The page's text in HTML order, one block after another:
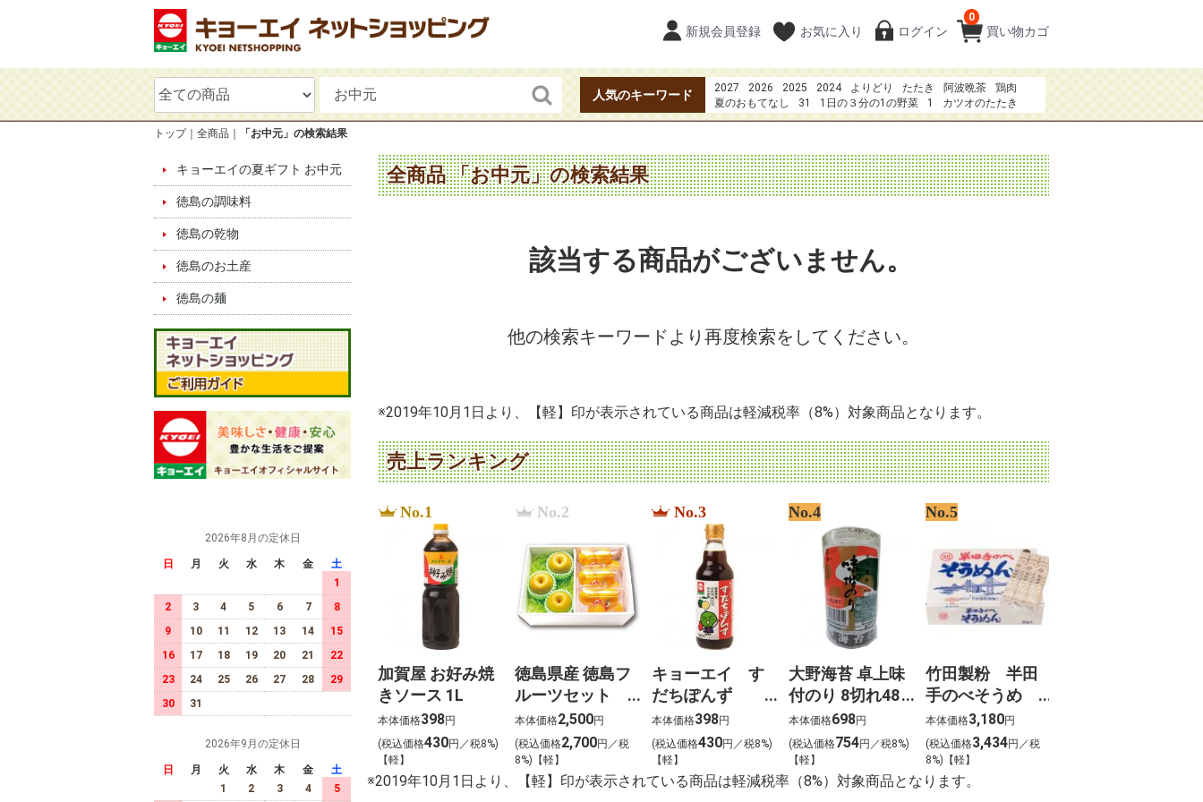
買い物カゴ
0
新規会員登録 お気に入り ログイン
人気のキーワード 2027 2026 2025 2024 よりどり たたき 阿波晩茶
鶏肉
夏のおもてなし
31 1日の３分の1の野菜 1
カツオのたたき
20273点セット4980円
夏のおもてなしお刺身 ガーナ
みかん
トップ 全商品 「お中元」の検索結果
キョーエイの夏ギフト お中元
徳島の調味料
徳島の乾物
徳島のお土産
徳島の麺
2026年8月の定休日
日 月 火 水 木 金
土
1
2
3 4 5 6 7
8
9
10 11 12 13 14
15
16
17 18 19 20 21
22
23
24 25 26 27 28
29
30
31
2026年9月の定休日
日 月 火 水 木 金
土
1
2 3 4 5
全商品 「お中元」の検索結果
該当する商品がございません。
他の検索キーワードより再度検索をしてください。
※2019年10月1日より、【軽】印が表示されている商品は軽減税率（8%）対象商品となります。
売上ランキング
No.1
加賀屋 お好み焼
きソース 1L
本体価格398円
(税込価格430円／税8%)
【軽】
No.2
徳島県産 徳島フ
ルーツセット
恵（めぐみ）
本体価格2,500円
(税込価格2,700円／税
8%)【軽】
No.3
キョーエイ す
だちぽんず
360ml
本体価格398円
(税込価格430円／税8%)
【軽】
No.4
大野海苔 卓上味
付のり 8切れ48
枚
本体価格698円
(税込価格754円／税8%)
【軽】
No.5
竹田製粉 半田
手のべそうめ
ん 瀬戸 3kg
本体価格3,180円
(税込価格3,434円／税
8%)【軽】
※2019年10月1日より、【軽】印が表示されている商品は軽減税率（8%）対象商品となります。